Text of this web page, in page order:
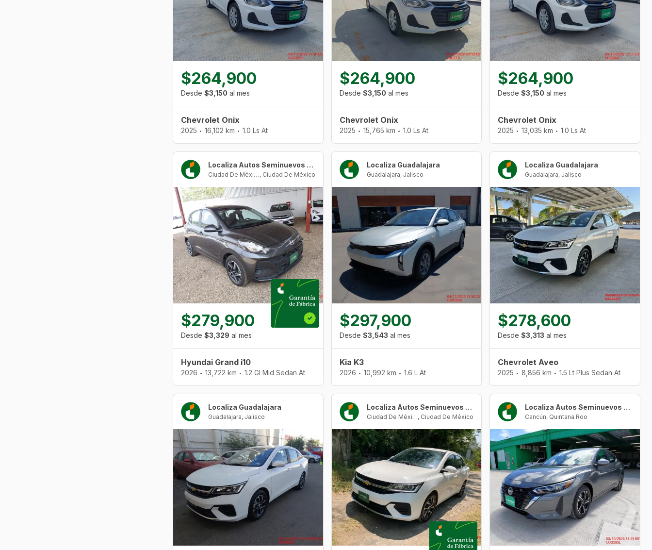
$264,900
Desde $3,150 al mes
Chevrolet Onix
2025 • 16,102 km • 1.0 Ls At
$264,900
Desde $3,150 al mes
Chevrolet Onix
2025 • 15,765 km • 1.0 Ls At
$264,900
Desde$3,150 al mes
Chevrolet Onix
2025 • 13,035 km • 1.0 Ls At
Localiza Autos Seminuevos CDMX - Santa Fe
Ciudad De México , Ciudad De México
$279,900
Desde $3,329 al mes
Hyundai Grand i10
2026 • 13,722 km • 1.2 Gl Mid Sedan At
Localiza Guadalajara
Guadalajara, Jalisco
$297,900
Desde $3,543 al mes
Kia K3
2026 • 10,992 km • 1.6 L At
Localiza Guadalajara
Guadalajara, Jalisco
$278,600
Desde$3,313 al mes
Chevrolet Aveo
2025 • 8,856 km • 1.5 Lt Plus Sedan At
Localiza Guadalajara
Guadalajara, Jalisco
Localiza Autos Seminuevos CDMX - Santa Fe
Ciudad De México, Ciudad De México
Localiza Autos Seminuevos Cancún Urban Center
Cancún, Quintana Roo